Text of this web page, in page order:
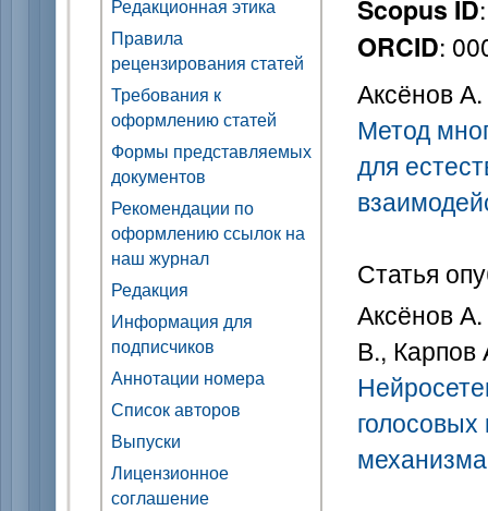
Редакционная этика
Правила
рецензирования статей
Требования к
оформлению статей
Формы представляемых
документов
Рекомендации по
оформлению ссылок на
наш журнал
Редакция
Информация для
подписчиков
Аннотации номера
Список авторов
Выпуски
Лицензионное
соглашение
Scopus ID
ORCID:
Аксёнов
Метод
для
Статья
Аксёнов
В., Карпов